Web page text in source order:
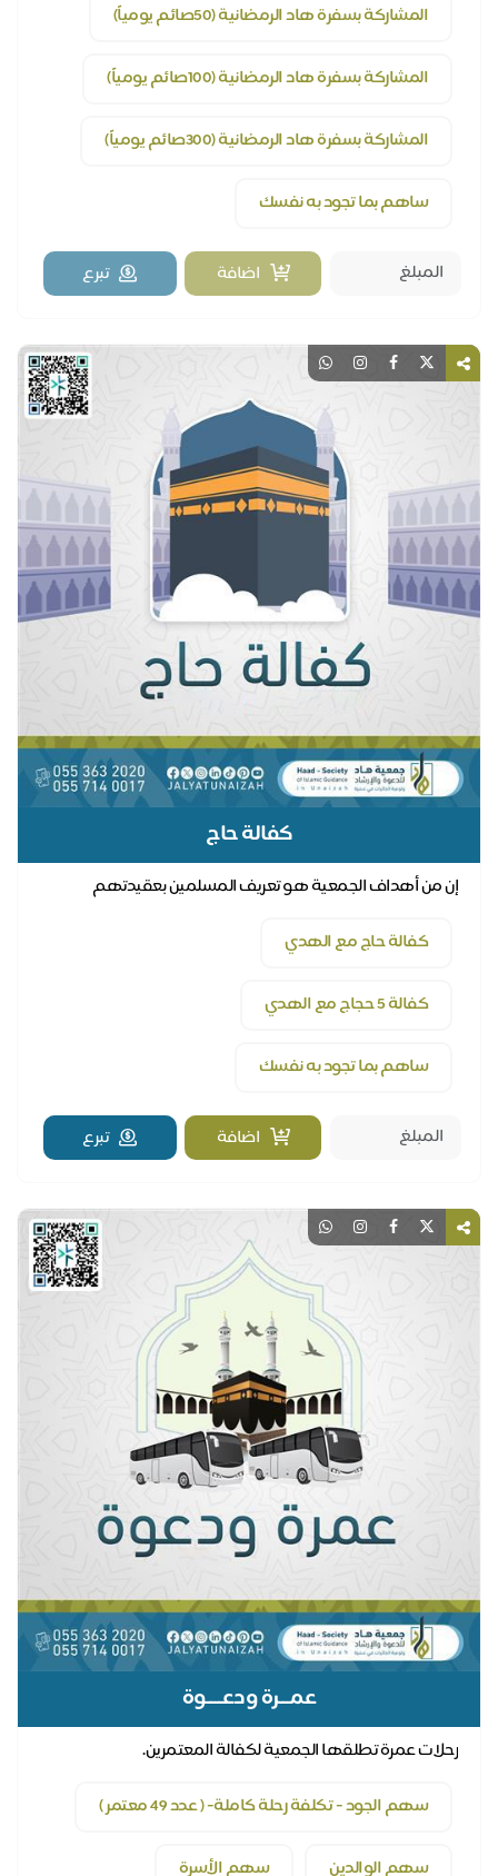
المشاركة بسفرة هاد الرمضانية (50صائم يومياً)
المشاركة بسفرة هاد الرمضانية (100صائم يومياً)
المشاركة بسفرة هاد الرمضانية (300صائم يومياً)
ساهم بما تجود به نفسك
اضافة تبرع
كفالة حاج
إن من أهداف الجمعية هو تعريف المسلمين بعقيدتهم
كفالة حاج مع الهدي
كفالة 5 حجاج مع الهدي
ساهم بما تجود به نفسك
اضافة تبرع
عمـــرة ودعــــوة
رحلات عمرة تطلقها الجمعية لكفالة المعتمرين.
سهم الجود - تكلفة رحلة كاملة- ( عدد 49 معتمر )
سهم الوالدين سهم الأسرة